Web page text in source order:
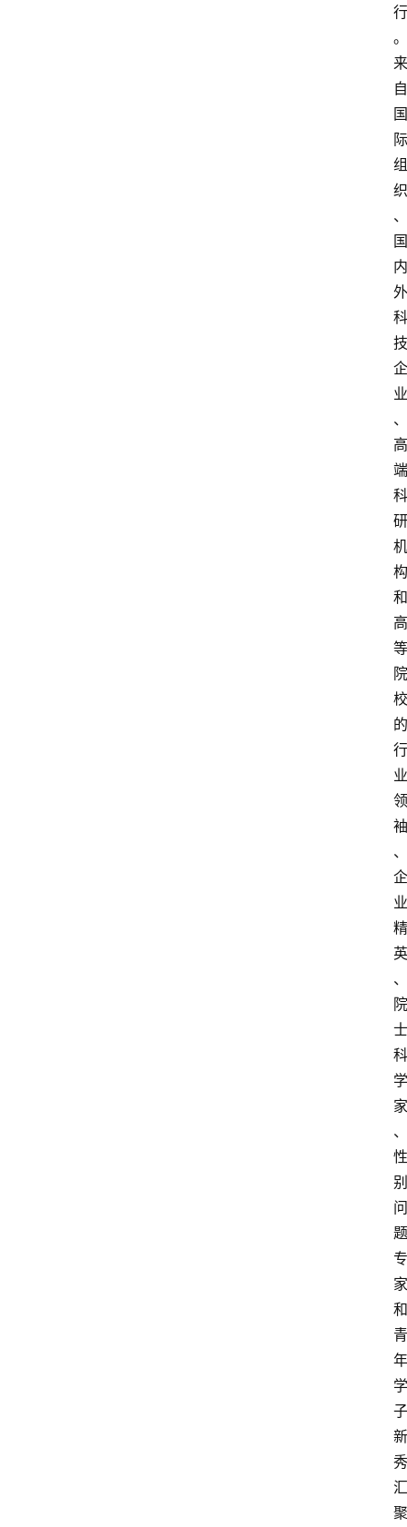
行
。
来
自
国
际
组
织
、
国
内
外
科
技
企
业
、
高
端
科
研
机
构
和
高
等
院
校
的
行
业
领
袖
、
企
业
精
英
、
院
士
科
学
家
、
性
别
问
题
专
家
和
青
年
学
子
新
秀
汇
聚